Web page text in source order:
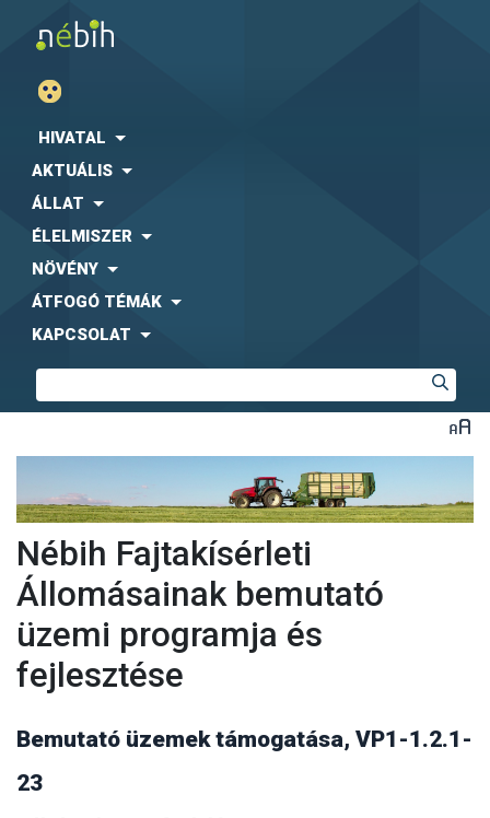
HIVATAL
AKTUÁLIS
ÁLLAT
ÉLELMISZER
NÖVÉNY
ÁTFOGÓ TÉMÁK
KAPCSOLAT
Nébih Fajtakísérleti
Állomásainak bemutató
üzemi programja és
fejlesztése
Bemutató üzemek támogatása, VP1-1.2.1-
23
A fajtakísérleti és fajtakitermesztési állomások